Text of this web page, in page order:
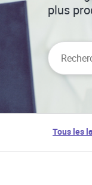
plus
City,
Tous les